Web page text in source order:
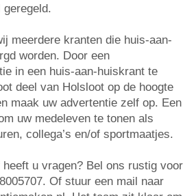
meerdere kranten die huis-aan-
worden. Door een
in een huis-aan-huiskrant te
deel van Holsloot op de hoogte
maak uw advertentie zelf op. Een
uw medeleven te tonen als
collega’s en/of sportmaatjes.
u vragen? Bel ons rustig voor
Of stuur een mail naar